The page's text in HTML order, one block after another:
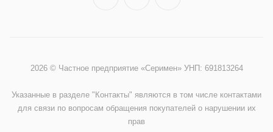
2026 © Частное предприятие «Серимен» УНП: 691813264
Указанные в разделе "Контакты" являются в том числе контактами
для связи по вопросам обращения покупателей о нарушении их
прав